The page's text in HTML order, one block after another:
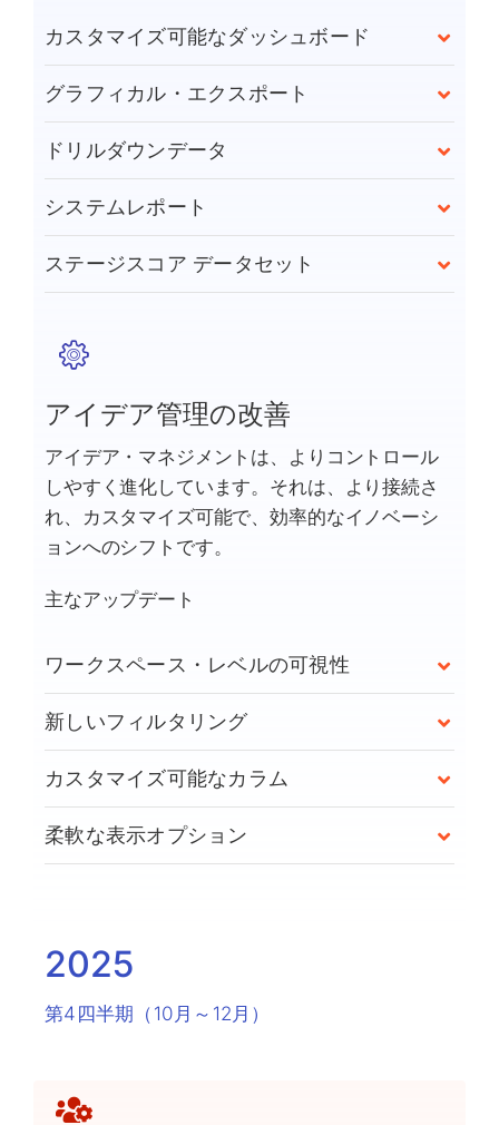
カスタマイズ可能なダッシュボード
グラフィカル・エクスポート
ドリルダウンデータ
システムレポート
ステージスコア データセット
アイデア管理の改善
アイデア・マネジメントは、よりコントロール
しやすく進化しています。それは、より接続さ
れ、カスタマイズ可能で、効率的なイノベーシ
ョンへのシフトです。
主なアップデート
ワークスペース・レベルの可視性
新しいフィルタリング
カスタマイズ可能なカラム
柔軟な表示オプション
2025
第4四半期（10月～12月）